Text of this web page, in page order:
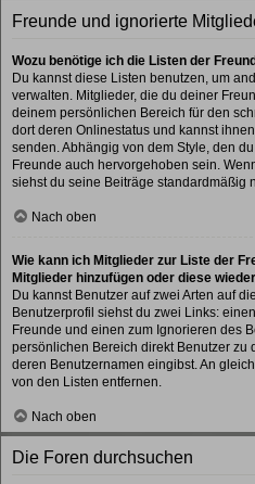
Freunde und ignorierte
Wozu benötige ich die Listen der
Du kannst diese Listen benutzen, um
verwalten. Mitglieder, die du deiner
deinem persönlichen Bereich für den
dort deren Onlinestatus und kannst
senden. Abhängig von dem Style, den
Freunde auch hervorgehoben sein.
siehst du seine Beiträge standardmäßig
Nach oben
Wie kann ich Mitglieder zur Liste der
Mitglieder hinzufügen oder diese
Du kannst Benutzer auf zwei Arten auf
Benutzerprofil siehst du zwei Links:
Freunde und einen zum Ignorieren des
persönlichen Bereich direkt Benutzer zu
deren Benutzernamen eingibst. An
von den Listen entfernen.
Nach oben
Die Foren durchsuchen